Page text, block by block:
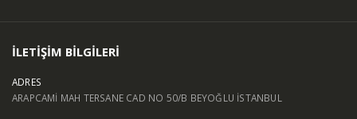
İLETİŞİM BİLGİLERİ
ADRES
ARAPCAMİ MAH TERSANE CAD NO 50/B BEYOĞLU İSTANBUL